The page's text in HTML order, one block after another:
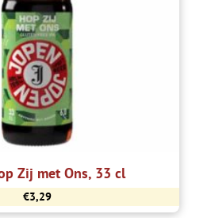
Zij met Ons, 33 cl
€3,29